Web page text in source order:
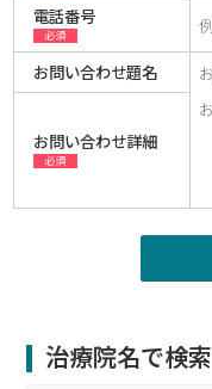
電話番号
必須
お問い合わせ題名
お問い合わせ詳細
必須
治療院名で検索